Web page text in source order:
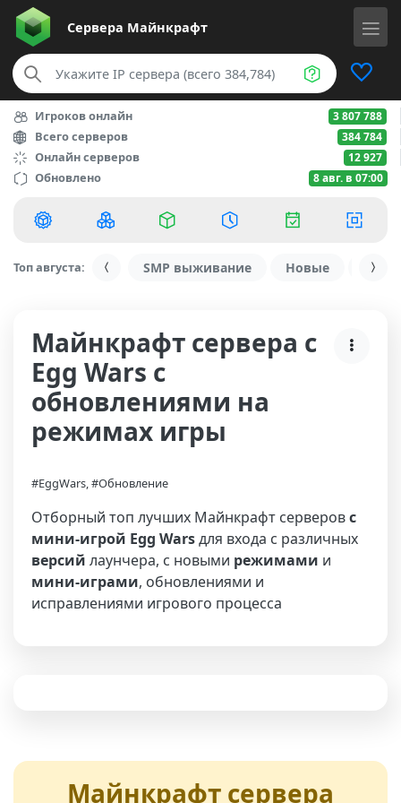
Сервера Майнкрафт
Игроков онлайн 3 807 788
Всего серверов 384 784
Онлайн серверов 12 927
Обновлено 8 авг. в 07:00
Топ августа: SMP выживание Новые С
Майнкрафт сервера с
Egg Wars с
обновлениями на
режимах игры
#EggWars, #Обновление
Отборный топ лучших Майнкрафт серверовс
мини-игрой Egg Warsдля входа с различных
версий лаунчера, с новыми режимами и
мини-играми, обновлениями и
исправлениями игрового процесса
Майнкрафт сервера